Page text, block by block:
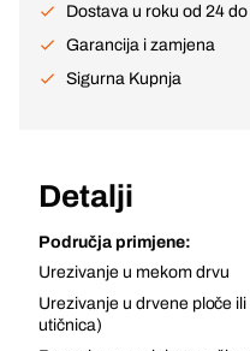
Dostava u roku od 24
Garancija i zamjena
Sigurna Kupnja
Detalji
Područja primjene:
Urezivanje u mekom drvu
Urezivanje u drvene ploče
utičnica)